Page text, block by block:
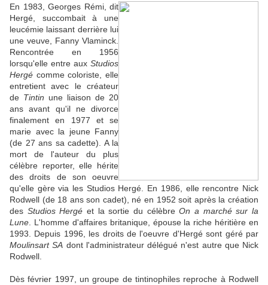
En 1983, Georges Rémi, dit
Hergé, succombait à une
leucémie laissant derrière lui
une veuve, Fanny Vlaminck.
Rencontrée en 1956
lorsqu'elle entre aux Studios
Hergé comme coloriste, elle
entretient avec le créateur
de Tintin une liaison de 20
ans avant qu'il ne divorce
finalement en 1977 et se
marie avec la jeune Fanny
(de 27 ans sa cadette). A la
mort de l'auteur du plus
célèbre reporter, elle hérite
des droits de son oeuvre
qu'elle gère via les Studios Hergé. En 1986, elle rencontre Nick
Rodwell (de 18 ans son cadet), né en 1952 soit après la création
des Studios Hergé et la sortie du célèbreOn a marché sur la
Lune . L'homme d'affaires britanique, épouse la riche héritière en
1993. Depuis 1996, les droits de l'oeuvre d'Hergé sont géré par
Moulinsart SA dont l'administrateur délégué n'est autre que Nick
Rodwell.
Dès février 1997, un groupe de tintinophiles reproche à Rodwell